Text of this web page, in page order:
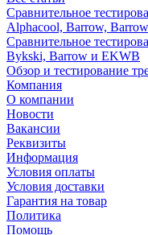
Сравнительное
Alphacool, Barrow,
Сравнительное
Bykski, Barrow и EKWB
Обзор и тестирование
Компания
О компании
Новости
Вакансии
Реквизиты
Информация
Условия оплаты
Условия доставки
Гарантия на товар
Политика
Помощь